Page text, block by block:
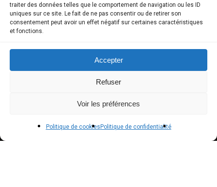
traiter des données telles que le comportement de navigation ou les ID
uniques sur ce site. Le fait de ne pas consentir ou de retirer son
consentement peut avoir un effet négatif sur certaines caractéristiques
et fonctions.
Accepter
Refuser
Voir les préférences
Politique de cookies Politique de confidentialité
Boutique
Mon compte
Modes de paiement
Conditions générales de vente